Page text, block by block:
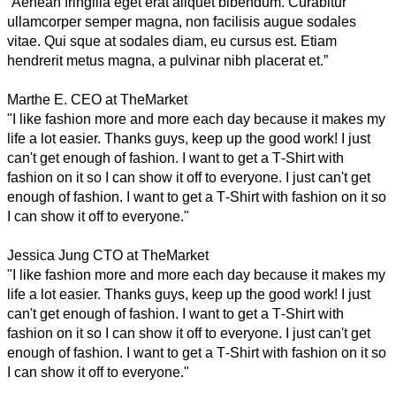
ullamcorper semper magna, non facilisis augue sodales
vitae. Qui sque at sodales diam, eu cursus est. Etiam
hendrerit metus magna, a pulvinar nibh placerat et.”
Marthe E. CEO at TheMarket
"I like fashion more and more each day because it makes my
life a lot easier. Thanks guys, keep up the good work! I just
can't get enough of fashion. I want to get a T-Shirt with
fashion on it so I can show it off to everyone. I just can't get
enough of fashion. I want to get a T-Shirt with fashion on it so
I can show it off to everyone."
Jessica Jung CTO at TheMarket
"I like fashion more and more each day because it makes my
life a lot easier. Thanks guys, keep up the good work! I just
can't get enough of fashion. I want to get a T-Shirt with
fashion on it so I can show it off to everyone. I just can't get
enough of fashion. I want to get a T-Shirt with fashion on it so
I can show it off to everyone."